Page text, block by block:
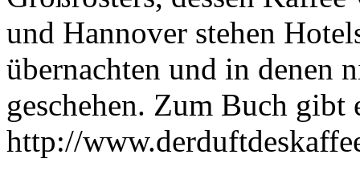
und Hannover stehen
übernachten und in denen
geschehen. Zum Buch gibt
http://